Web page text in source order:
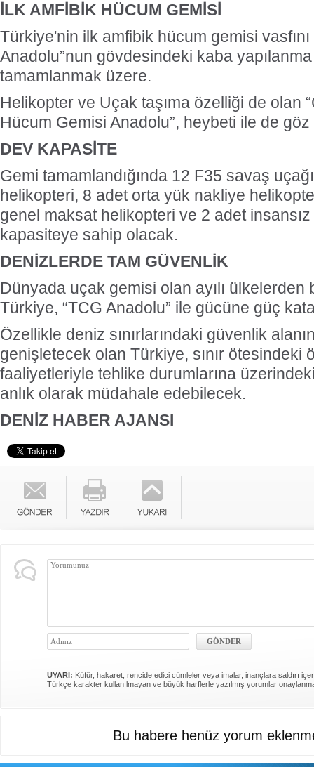
İLK AMFİBİK HÜCUM GEMİSİ
Türkiye'nin ilk amfibik hücum gemisi
Anadolu”nun gövdesindeki kaba
tamamlanmak üzere.
Helikopter ve Uçak taşıma özelliği de olan
Hücum Gemisi Anadolu”, heybeti ile de
DEV KAPASİTE
Gemi tamamlandığında 12 F35 savaş
helikopteri, 8 adet orta yük nakliye
genel maksat helikopteri ve 2 adet insansız
kapasiteye sahip olacak.
DENİZLERDE TAM GÜVENLİK
Dünyada uçak gemisi olan ayılı ülkelerden
Türkiye, “TCG Anadolu” ile gücüne güç
Özellikle deniz sınırlarındaki güvenlik
genişletecek olan Türkiye, sınır ötesindeki
faaliyetleriyle tehlike durumlarına
anlık olarak müdahale edebilecek.
DENİZ HABER AJANSI
UYARI: Küfür, hakaret, rencide edici cümleler veya imalar, inançlara saldırı
Türkçe karakter kullanılmayan ve büyük harflerle yazılmış yorumlar
Bu habere henüz yorum